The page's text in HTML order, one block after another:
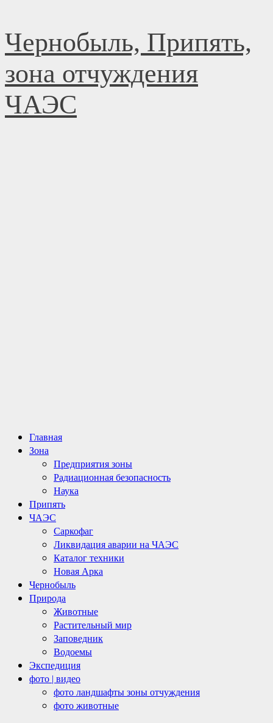
Перейти
к
содержимому
Чернобыль, Припять,
зона отчуждения
ЧАЭС
Основное
меню
Главная
Зона
Предприятия зоны
Радиационная безопасность
Наука
Припять
ЧАЭС
Саркофаг
Ликвидация аварии на ЧАЭС
Каталог техники
Новая Арка
Чернобыль
Природа
Животные
Растительный мир
Заповедник
Водоемы
Экспедиция
фото | видео
фото ландшафты зоны отчуждения
фото животные